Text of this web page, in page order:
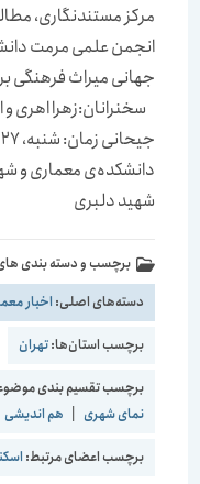
مرکز مستندنگاری،
انجمن علمی مرمت
جهانی میراث فرهنگی
سخنرانان:زهرا اهری و
دانشکده‌ی معماری و
شهید دلبری
برچسب و دسته بندی های
دسته‌های اصلی:اخبار
برچسب استان‌ها:تهران
برچسب تقسیم بندی
نمای شهری | هم اندیشی
برچسب اعضای مرتبط: